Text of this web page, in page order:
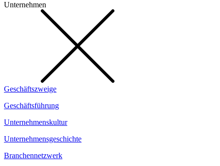
Unternehmen
Geschäftszweige
Geschäftsführung
Unternehmenskultur
Unternehmensgeschichte
Branchennetzwerk